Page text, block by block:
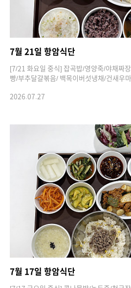
7월 21일 항암식단
[7/21 화요일 중식] 잡곡밥/영양죽/야채짜
빵/부추달걀볶음/ 백목이버섯냉채/건새우
2026.07.27
7월 17일 항암식단